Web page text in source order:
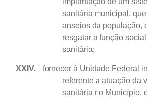
sanitária municipal,
anseios da população,
resgatar a função
sanitária;
XXIV.
fornecer à Unidade Federal
referente a atuação da
sanitária no Município,